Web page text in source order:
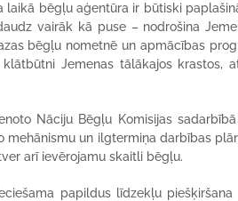
laikā bēgļu aģentūra ir būtiski
vairāk kā puse – nodrošina
bēgļu nometnē un apmācības
Jemenas tālākajos krastos,
Nāciju Bēgļu Komisijas
mehānismu un ilgtermiņa darbības
arī ievērojamu skaitli bēgļu.
papildus līdzekļu